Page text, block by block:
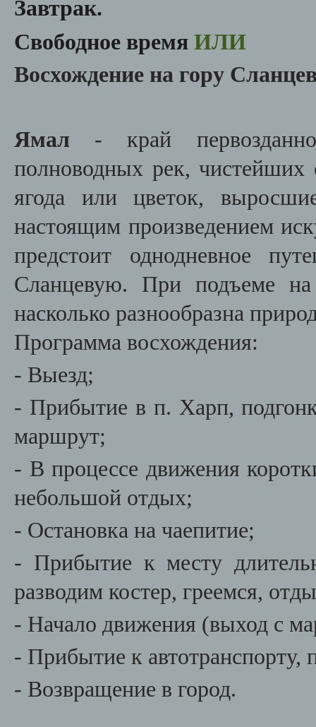
Завтрак.
Свободное время ИЛИ
Восхождение на гору
Ямал - край
полноводных рек, чистейших
ягода или цветок,
настоящим произведением
предстоит однодневное
Сланцевую. При подъеме
насколько разнообразна
Программа восхождения:
- Выезд;
- Прибытие в п. Харп,
маршрут;
- В процессе движения
небольшой отдых;
- Остановка на чаепитие;
- Прибытие к месту
разводим костер, греемся,
- Начало движения (выход с
- Прибытие к автотранспорту,
- Возвращение в город.